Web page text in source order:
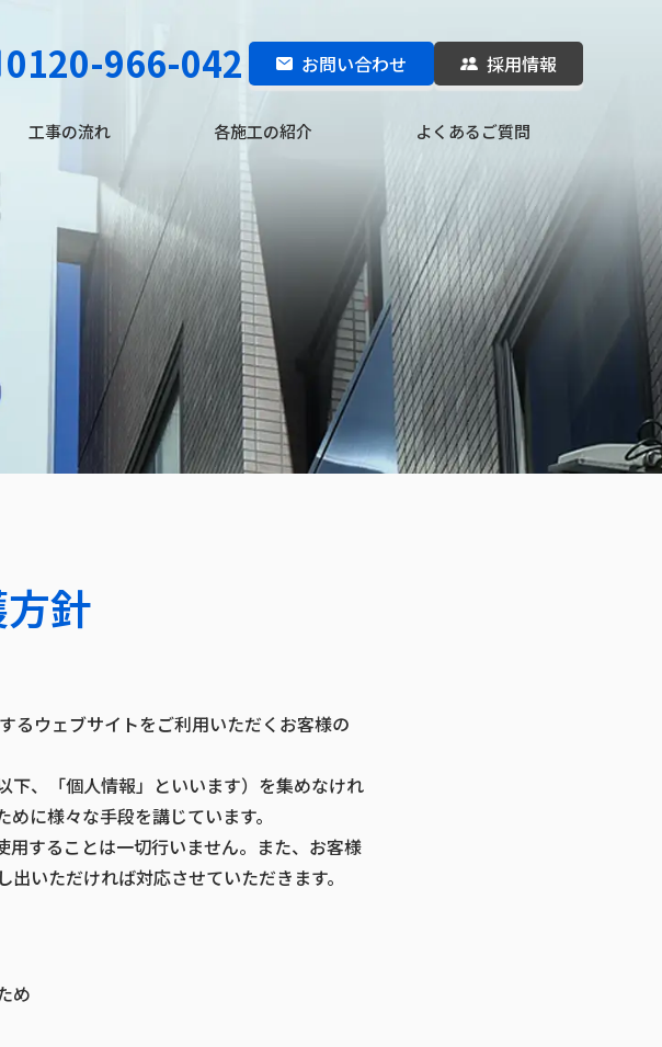
0120-966-042 お問い合わせ 採用情報
工事の流れ 各施工の紹介 よくあるご質問
針
るウェブサイトをご利用いただくお客様の
下、「個人情報」といいます）を集めなけれ
に様々な手段を講じています。
することは一切行いません。また、お客様
いただければ対応させていただきます。
め